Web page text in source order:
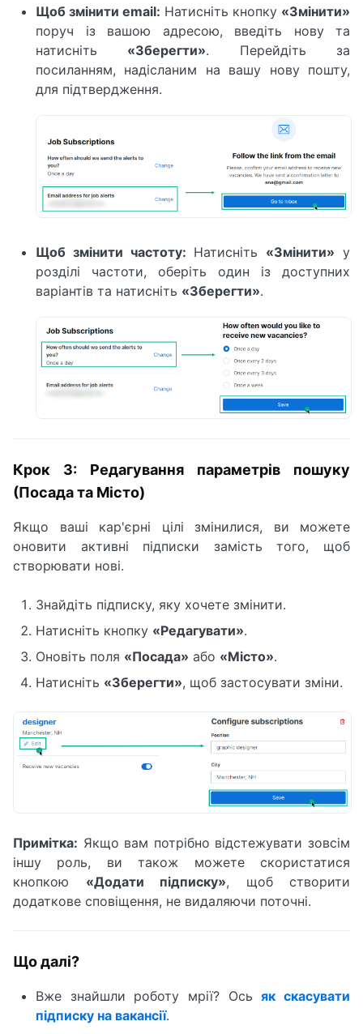
Щоб змінити email: Натисніть кнопку «Змінити»
поруч із вашою адресою, введіть нову та
натисніть «Зберегти». Перейдіть за
посиланням, надісланим на вашу нову пошту,
для підтвердження.
Щоб змінити частоту: Натисніть «Змінити» у
розділі частоти, оберіть один із доступних
варіантів та натисніть «Зберегти».
Крок 3: Редагування параметрів пошуку
(Посада та Місто)
Якщо ваші кар'єрні цілі змінилися, ви можете
оновити активні підписки замість того, щоб
створювати нові.
Знайдіть підписку, яку хочете змінити.
Натисніть кнопку «Редагувати».
Оновіть поля «Посада» або «Місто».
Натисніть «Зберегти», щоб застосувати зміни.
Примітка: Якщо вам потрібно відстежувати зовсім
іншу роль, ви також можете скористатися
кнопкою «Додати підписку», щоб створити
додаткове сповіщення, не видаляючи поточні.
Що далі?
Вже знайшли роботу мрії? Осьяк скасувати
підписку на вакансії.